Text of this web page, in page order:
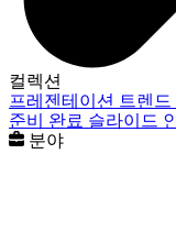
컬렉션
프레젠테이션 트렌
준비 완료 슬라이드
분야